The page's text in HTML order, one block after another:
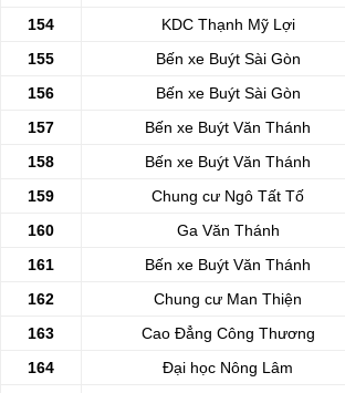
154
KDC Thạnh Mỹ Lợi
155
Bến xe Buýt Sài Gòn
156
Bến xe Buýt Sài Gòn
157
Bến xe Buýt Văn Thánh
158
Bến xe Buýt Văn Thánh
159
Chung cư Ngô Tất Tố
160
Ga Văn Thánh
161
Bến xe Buýt Văn Thánh
162
Chung cư Man Thiện
163
Cao Đẳng Công Thương
164
Đại học Nông Lâm